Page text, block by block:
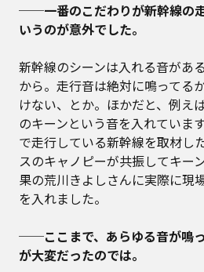
──一番のこだわりが新幹線の
いうのが意外でした。
新幹線のシーンは入れる音があ
から。走行音は絶対に鳴ってる
けない、とか。ほかだと、例え
のキーンという音を入れていま
で走行している新幹線を取材し
スのキャノピーが共振してキー
果の荒川きよしさんに実際に現
を入れました。
──ここまで、あらゆる音が鳴
が大変だったのでは。